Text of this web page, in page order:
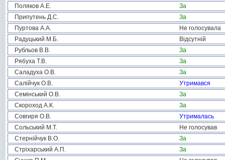
Поляков А.Е.
За
Припутень Д.С.
За
Пуртова А.А.
Не голосувала
Радуцький М.Б.
Відсутній
Рубльов В.В.
За
Рябуха Т.В.
За
Саладуха О.В.
За
Салійчук О.В.
Утримався
Семінський О.В.
За
Скороход А.К.
За
Совгиря О.В.
Утрималась
Сольський М.Т.
Не голосував
Стернійчук В.О.
За
Стріхарський А.П.
За